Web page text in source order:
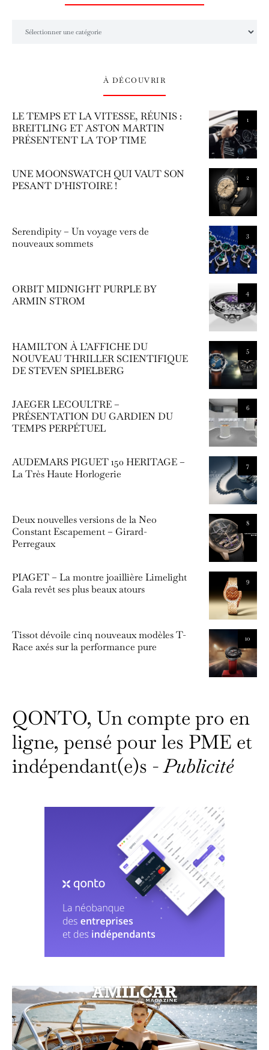
À DÉCOUVRIR
1
LE TEMPS ET LA VITESSE, RÉUNIS :
BREITLING ET ASTON MARTIN
PRÉSENTENT LA TOP TIME
2
UNE MOONSWATCH QUI VAUT SON
PESANT D’HISTOIRE !
3
Serendipity – Un voyage vers de
nouveaux sommets
4
ORBIT MIDNIGHT PURPLE BY
ARMIN STROM
5
HAMILTON À L’AFFICHE DU
NOUVEAU THRILLER SCIENTIFIQUE
DE STEVEN SPIELBERG
6
JAEGER LECOULTRE –
PRÉSENTATION DU GARDIEN DU
TEMPS PERPÉTUEL
7
AUDEMARS PIGUET 150 HERITAGE –
La Très Haute Horlogerie
8
Deux nouvelles versions de la Neo
Constant Escapement – Girard-
Perregaux
9
PIAGET – La montre joaillière Limelight
Gala revêt ses plus beaux atours
10
Tissot dévoile cinq nouveaux modèles T-
Race axés sur la performance pure
QONTO, Un compte pro en
ligne, pensé pour les PME et
indépendant(e)s -Publicité